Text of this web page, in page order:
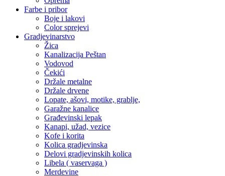
Farbe i pribor
Boje i lakovi
Color sprejevi
Gradjevinarstvo
Žica
Kanalizacija Peštan
Vodovod
Čekići
Držale metalne
Držale drvene
Lopate, ašovi, motike, grablje,
Garažne kanalice
Građevinski lepak
Kanapi, užad, vezice
Kofe i korita
Kolica gradjevinska
Delovi gradjevinskih kolica
Libela ( vaservaga )
Merdevine